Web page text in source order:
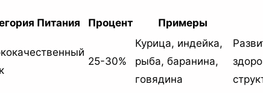
Питания Процент Примеры
25-30%
Курица, индейка,
рыба, баранина,
говядина